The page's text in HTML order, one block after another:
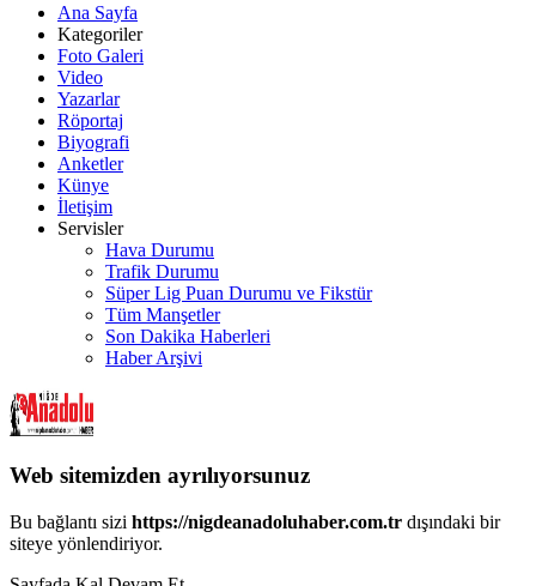
Ana Sayfa
Kategoriler
Foto Galeri
Video
Yazarlar
Röportaj
Biyografi
Anketler
Künye
İletişim
Servisler
Hava Durumu
Trafik Durumu
Süper Lig Puan Durumu ve Fikstür
Tüm Manşetler
Son Dakika Haberleri
Haber Arşivi
Web sitemizden ayrılıyorsunuz
Bu bağlantı sizi https://nigdeanadoluhaber.com.tr dışındaki bir
siteye yönlendiriyor.